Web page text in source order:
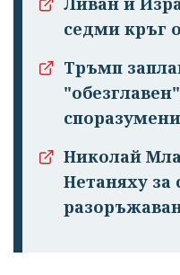
седми кръг
Тръмп
Николай
Нетаняху за